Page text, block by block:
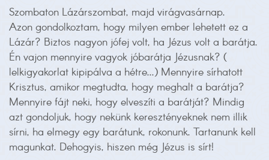
Szombaton Lázárszombat, majd virágvasárnap.
Azon gondolkoztam, hogy milyen ember lehetett ez a
Lázár? Biztos nagyon jófej volt, ha Jézus volt a barátja.
Én vajon mennyire vagyok jóbarátja Jézusnak? (
lelkigyakorlat kipipálva a hétre...) Mennyire sírhatott
Krisztus, amikor megtudta, hogy meghalt a barátja?
Mennyire fájt neki, hogy elveszíti a barátját? Mindig
azt gondoljuk, hogy nekünk keresztényeknek nem illik
sírni, ha elmegy egy barátunk, rokonunk. Tartanunk kell
magunkat. Dehogyis, hiszen még Jézus is sírt!